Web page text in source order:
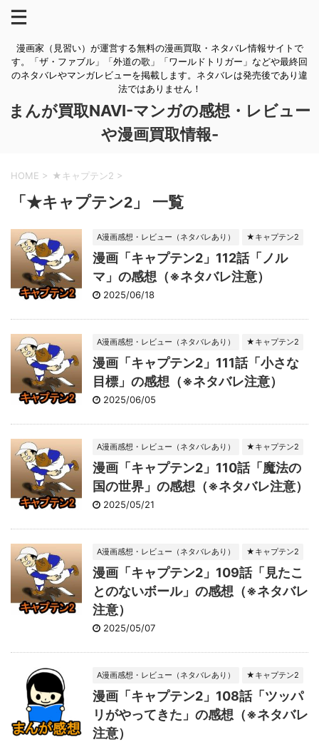
漫画家（見習い）が運営する無料の漫画買取・ネタバレ情報サイトで
す。「ザ・ファブル」「外道の歌」「ワールドトリガー」などや最終回
のネタバレやマンガレビューを掲載します。ネタバレは発売後であり違
法ではありません！
まんが買取NAVI-マンガの感想・レビュー
や漫画買取情報-
HOME > ★キャプテン2 >
「★キャプテン2」 一覧
A漫画感想・レビュー（ネタバレあり） ★キャプテン2
漫画「キャプテン2」112話「ノル
マ」の感想（※ネタバレ注意）
2025/06/18
A漫画感想・レビュー（ネタバレあり） ★キャプテン2
漫画「キャプテン2」111話「小さな
目標」の感想（※ネタバレ注意）
2025/06/05
A漫画感想・レビュー（ネタバレあり） ★キャプテン2
漫画「キャプテン2」110話「魔法の
国の世界」の感想（※ネタバレ注意）
2025/05/21
A漫画感想・レビュー（ネタバレあり） ★キャプテン2
漫画「キャプテン2」109話「見たこ
とのないボール」の感想（※ネタバレ
注意）
2025/05/07
A漫画感想・レビュー（ネタバレあり） ★キャプテン2
漫画「キャプテン2」108話「ツッパ
リがやってきた」の感想（※ネタバレ
注意）